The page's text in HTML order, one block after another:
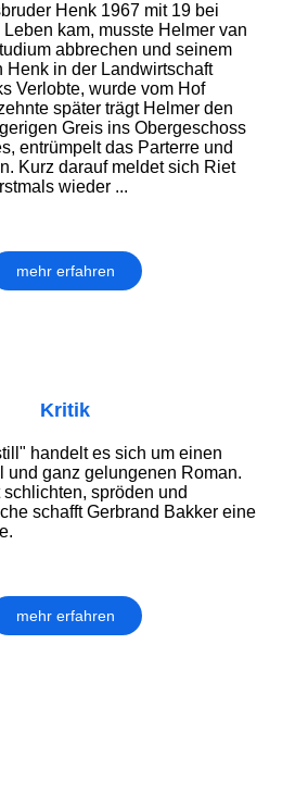
Henk 1967 mit 19 bei
kam, musste Helmer van
abbrechen und seinem
Henk in der Landwirtschaft
Verlobte, wurde vom Hof
später trägt Helmer den
Greis ins Obergeschoss
entrümpelt das Parterre und
Kurz darauf meldet sich Riet
wieder ...
mehr erfahren
Kritik
handelt es sich um einen
und ganz gelungenen Roman.
spröden und
schafft Gerbrand Bakker eine
mehr erfahren